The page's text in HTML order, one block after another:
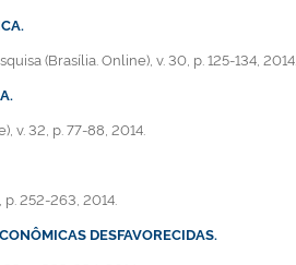
(Brasília. Online), v. 30, p. 125-134, 2014.
v. 32, p. 77-88, 2014.
p. 252-263, 2014.
DESFAVORECIDAS.